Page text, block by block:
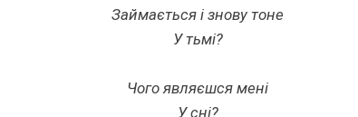
Займається і знову тоне
У тьмі?
Чого являєшся мені
У сні?